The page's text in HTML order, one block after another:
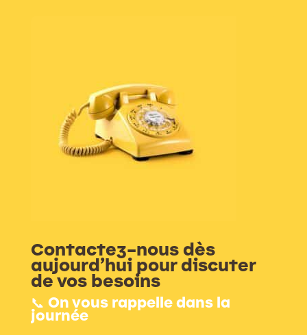
Contactez-nous dès
aujourd’hui pour discuter
de vos besoins
📞 On vous rappelle dans la
journée